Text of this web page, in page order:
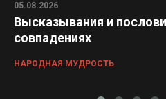
05.08.2026
Высказывания и
совпадениях
НАРОДНАЯ МУДРОСТЬ